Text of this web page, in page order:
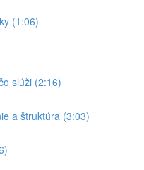
(1:06)
slúži (2:16)
a štruktúra (3:03)